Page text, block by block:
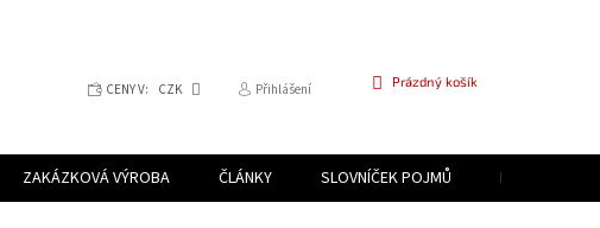
CENY V: CZK Přihlášení
NÁKUPNÍ
Prázdný košík
ZAKÁZKOVÁ VÝROBA ČLÁNKY SLOVNÍČEK POJMŮ PROGRAM